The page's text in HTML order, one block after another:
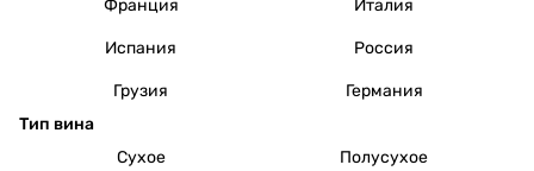
Франция
Италия
Испания Россия
Грузия
Германия
Тип вина
Сухое
Полусухое